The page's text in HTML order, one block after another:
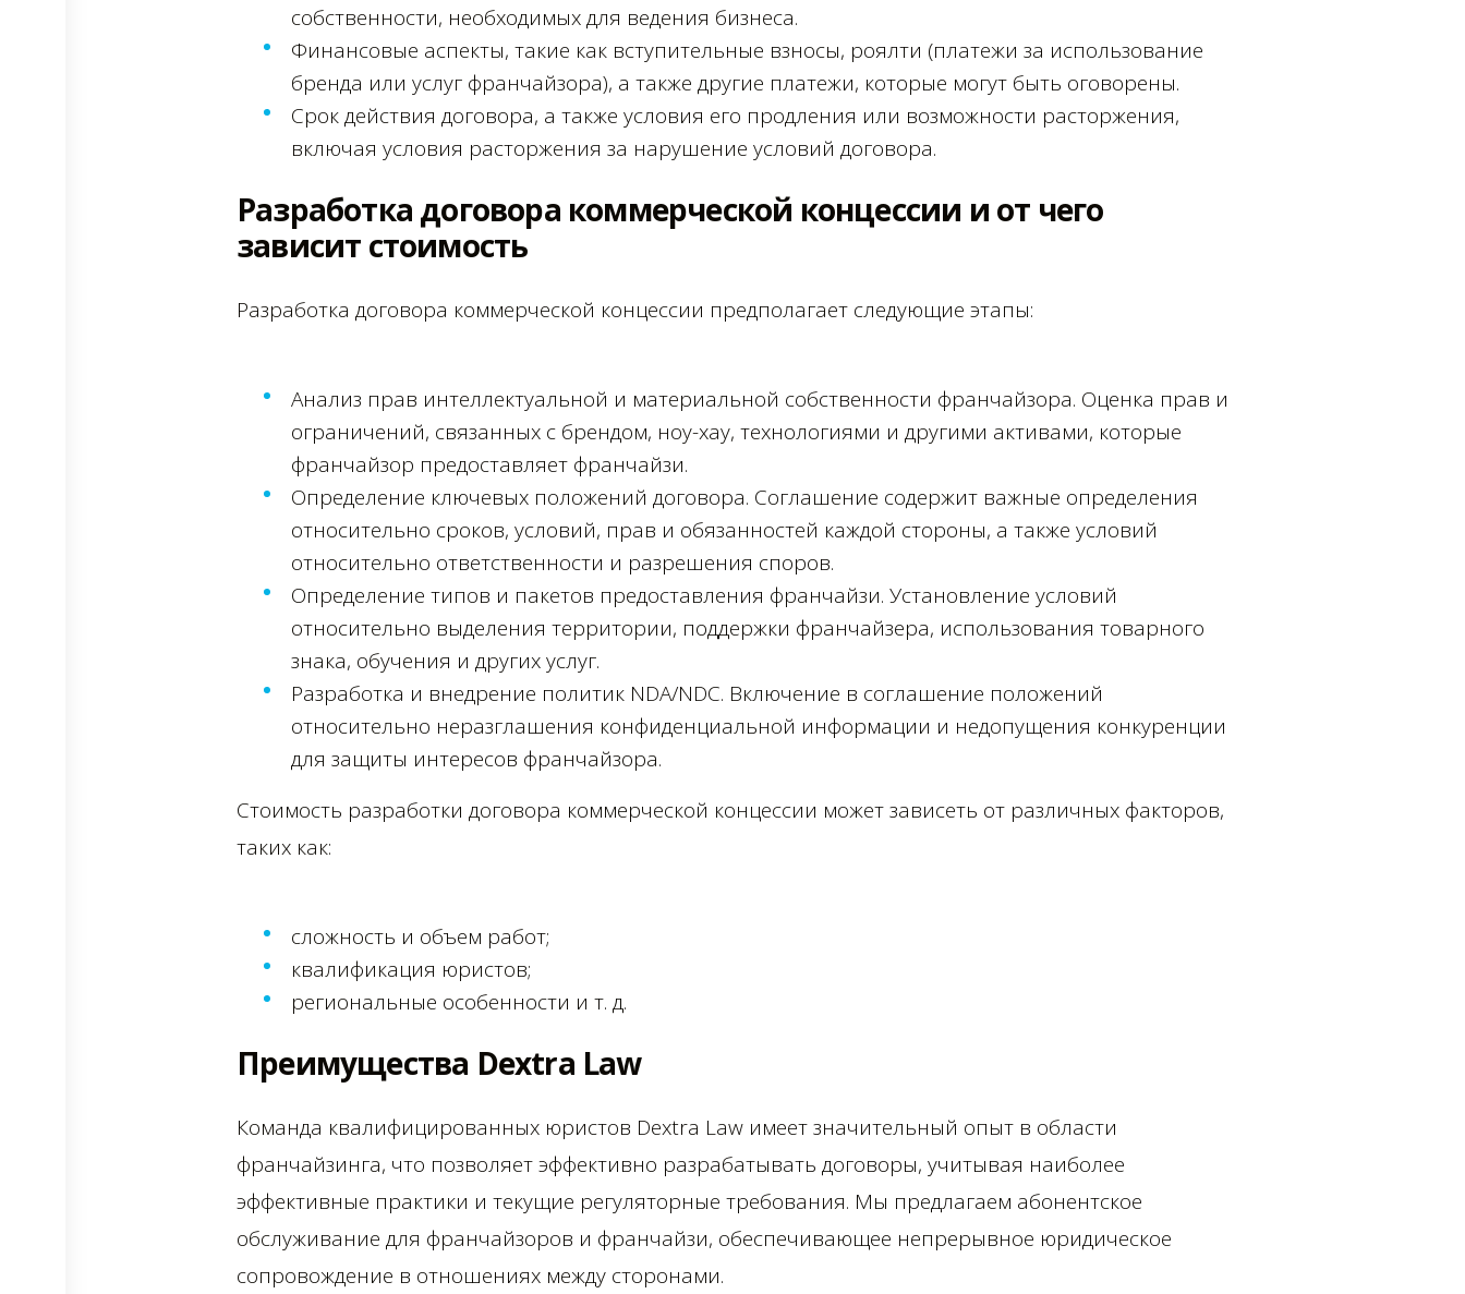
собственности, необходимых для ведения бизнеса.
Финансовые аспекты, такие как вступительные взносы, роялти (платежи за использование
бренда или услуг франчайзора), а также другие платежи, которые могут быть оговорены.
Срок действия договора, а также условия его продления или возможности расторжения,
включая условия расторжения за нарушение условий договора.
Разработка договора коммерческой концессии и от чего
зависит стоимость
Разработка договора коммерческой концессии предполагает следующие этапы:
Анализ прав интеллектуальной и материальной собственности франчайзора. Оценка прав и
ограничений, связанных с брендом, ноу-хау, технологиями и другими активами, которые
франчайзор предоставляет франчайзи.
Определение ключевых положений договора. Соглашение содержит важные определения
относительно сроков, условий, прав и обязанностей каждой стороны, а также условий
относительно ответственности и разрешения споров.
Определение типов и пакетов предоставления франчайзи. Установление условий
относительно выделения территории, поддержки франчайзера, использования товарного
знака, обучения и других услуг.
Разработка и внедрение политик NDA/NDC. Включение в соглашение положений
относительно неразглашения конфиденциальной информации и недопущения конкуренции
для защиты интересов франчайзора.
Стоимость разработки договора коммерческой концессии может зависеть от различных факторов,
таких как:
сложность и объем работ;
квалификация юристов;
региональные особенности и т. д.
Преимущества Dextra Law
Команда квалифицированных юристов Dextra Law имеет значительный опыт в области
франчайзинга, что позволяет эффективно разрабатывать договоры, учитывая наиболее
эффективные практики и текущие регуляторные требования. Мы предлагаем абонентское
обслуживание для франчайзоров и франчайзи, обеспечивающее непрерывное юридическое
сопровождение в отношениях между сторонами.